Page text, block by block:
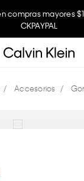
compras mayores
CKPAYPAL
Accesorios